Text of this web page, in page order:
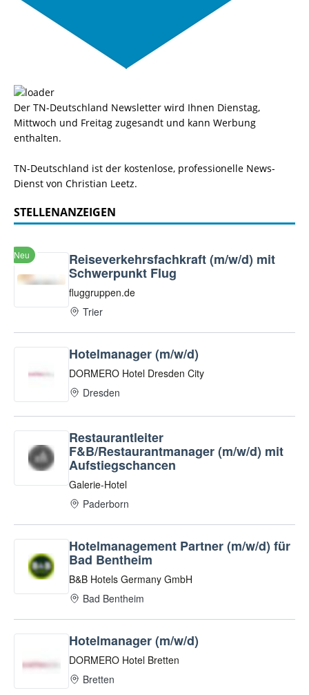
Der TN-Deutschland Newsletter wird Ihnen Dienstag,
Mittwoch und Freitag zugesandt und kann Werbung
enthalten.
TN-Deutschland ist der kostenlose, professionelle News-
Dienst von Christian Leetz.
STELLENANZEIGEN